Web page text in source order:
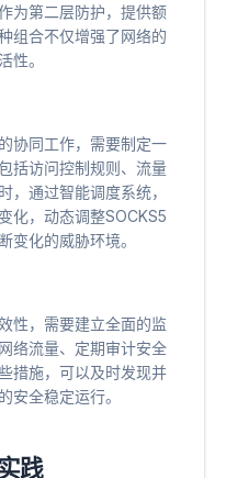
为第二层防护，提供额
组合不仅增强了网络的
性。
协同工作，需要制定一
括访问控制规则、流量
，通过智能调度系统，
化，动态调整SOCKS5
变化的威胁环境。
性，需要建立全面的监
络流量、定期审计安全
措施，可以及时发现并
安全稳定运行。
践